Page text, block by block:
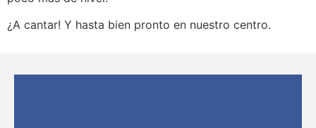
¿A cantar! Y hasta bien pronto en nuestro centro.